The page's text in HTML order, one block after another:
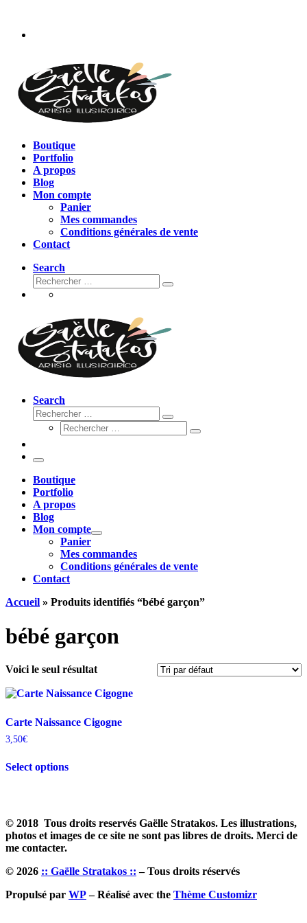
contenu
Boutique
Portfolio
A propos
Blog
Mon compte
Panier
Mes commandes
Conditions générales de vente
Contact
Search
Rechercher
Rechercher
Search
Rechercher
Rechercher
Rechercher
Rechercher
Menu
Boutique
Portfolio
A propos
Blog
Mon compte
Panier
Mes commandes
Conditions générales de vente
Contact
Accueil » Produits identifiés “bébé garçon”
bébé garçon
Voici le seul résultat
Carte Naissance Cigogne
3,50€
Select optionsproduit
Les
options
peuvent
choisies
sur
la
page
© 2018 Tous droits reservés Gaëlle Stratakos. Les illustrations,
photos et images de ce site ne sont pas libres de droits. Merci de
me contacter.
© 2026 :: Gaëlle Stratakos :: – Tous droits réservés
Propulsé par WP– Réalisé avec the Thème Customizr